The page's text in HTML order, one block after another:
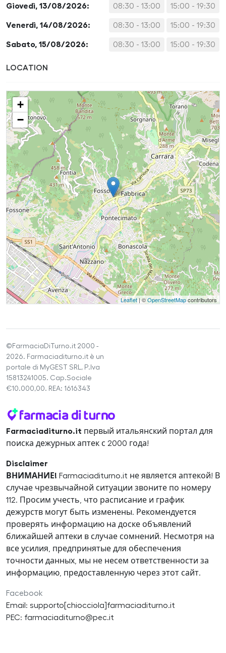
Giovedì, 13/08/2026: 08:30 - 13:00 15:00 - 19:30
Venerdì, 14/08/2026: 08:30 - 13:00 15:00 - 19:30
Sabato, 15/08/2026: 08:30 - 13:00 15:00 - 19:30
LOCATION
+
−
Leaflet | ©OpenStreetMapcontributors
©FarmaciaDiTurno.it 2000 -
2026. Farmaciaditurno.it è un
portale di MyGEST SRL, P.Iva
15813241005. Cap.Sociale
€10.000,00. REA: 1616343
Farmaciaditurno.it первый итальянский портал для
поиска дежурных аптек с 2000 года!
Disclaimer
ВНИМАНИЕ! Farmaciaditurno.it не является аптекой! В
случае чрезвычайной ситуации звоните по номеру
112. Просим учесть, что расписание и график
дежурств могут быть изменены. Рекомендуется
проверять информацию на доске объявлений
ближайшей аптеки в случае сомнений. Несмотря на
все усилия, предпринятые для обеспечения
точности данных, мы не несем ответственности за
информацию, предоставленную через этот сайт.
Facebook
Email: supporto[chiocciola]farmaciaditurno.it
PEC: farmaciaditurno@pec.it